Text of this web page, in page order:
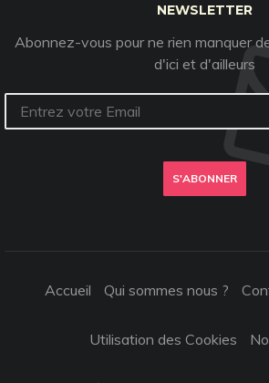
NEWSLETTER
Abonnez-vous pour ne rien manquer
d'ici et d'ailleurs
S'ABONNER
Accueil Qui sommes nous ?
Utilisation des Cookies